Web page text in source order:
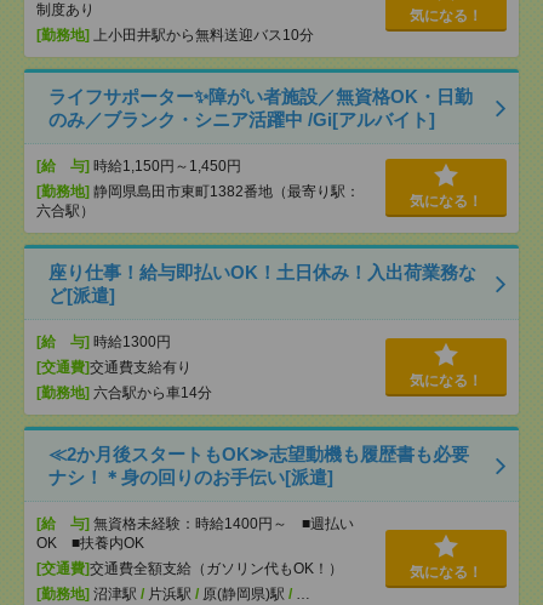
制度あり
[勤務地] 上小田井駅から無料送迎バス10分
気になる！
ライフサポーター✨障がい者施設／無資格OK・日勤
のみ／ブランク・シニア活躍中 /Gi[アルバイト]
[給 与] 時給1,150円～1,450円
[勤務地] 静岡県島田市東町1382番地（最寄り駅：
六合駅）
気になる！
座り仕事！給与即払いOK！土日休み！入出荷業務な
ど[派遣]
[給 与] 時給1300円
[交通費]交通費支給有り
[勤務地] 六合駅から車14分
気になる！
≪2か月後スタートもOK≫志望動機も履歴書も必要
ナシ！＊身の回りのお手伝い[派遣]
[給 与] 無資格未経験：時給1400円～ ■週払い
OK ■扶養内OK
[交通費]交通費全額支給（ガソリン代もOK！）
[勤務地] 沼津駅 / 片浜駅 / 原(静岡県)駅 / …
気になる！